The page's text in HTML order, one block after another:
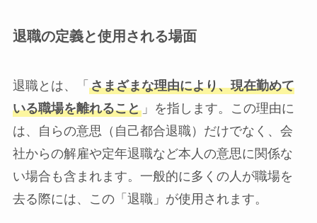
退職の定義と使用される場面
退職とは、「 さまざまな理由により、現在勤めて
いる職場を離れること」を指します。この理由に
は、自らの意思（自己都合退職）だけでなく、会
社からの解雇や定年退職など本人の意思に関係な
い場合も含まれます。一般的に多くの人が職場を
去る際には、この「退職」が使用されます。